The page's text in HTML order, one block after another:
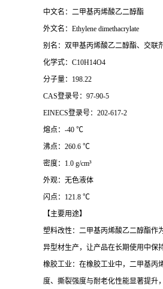
中文名：二甲基丙烯酸乙二醇酯
外文名：Ethylene dimethacrylate
别名： 双甲基丙烯酸乙二醇酯、交联剂
化学式：C10H14O4
分子量：198.22
CAS登录号：97-90-5
EINECS登录号：202-617-2
熔点：-40 ℃
沸点：260.6 ℃
密度：1.0 g/cm³
外观：无色液体
闪点：121.8 ℃
【主要用途】
塑料改性： 二甲基丙烯酸乙二醇酯作
异型材生产，让产品在长期使用中保
橡胶工业：在橡胶工业中，二甲基丙
度、撕裂强度与耐老化性能显著提升